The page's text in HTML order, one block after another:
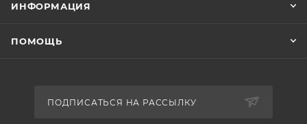
ИНФОРМАЦИЯ
ПОМОЩЬ
ПОДПИСАТЬСЯ НА РАССЫЛКУ